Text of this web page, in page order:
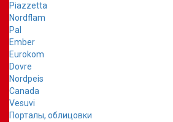
Piazzetta
Nordflam
Pal
Ember
Eurokom
Dovre
Nordpeis
Canada
Vesuvi
Порталы, облицовки